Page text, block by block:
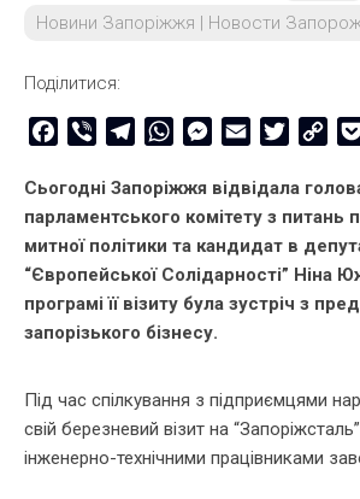
Новини Запоріжжя | Новости
Поділитися:
Facebook
Viber TelegramWhatsAppMessenger
Email Twitter
Сьогодні Запоріжжя відвідала
парламентського комітету з питань
митної політики та кандидат в
“Європейської Солідарності” Ніна
програмі її візиту була зустріч з
запорізького бізнесу.
Під час спілкування з підприємцями
свій березневий візит на “Запоріжсталь”
інженерно-технічними працівниками